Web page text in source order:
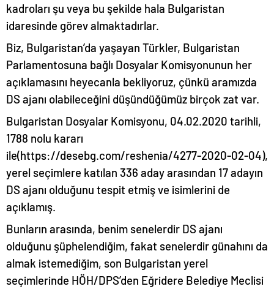
kadroları şu veya bu şekilde hala Bulgaristan
idaresinde görev almaktadırlar.
Biz, Bulgaristan’da yaşayan Türkler, Bulgaristan
Parlamentosuna bağlı Dosyalar Komisyonunun her
açıklamasını heyecanla bekliyoruz, çünkü aramızda
DS ajanı olabileceğini düşündüğümüz birçok zat var.
Bulgaristan Dosyalar Komisyonu, 04.02.2020 tarihli,
1788 nolu kararı
ile(https://desebg.com/reshenia/4277-2020-02-04),
yerel seçimlere katılan 336 aday arasından 17 adayın
DS ajanı olduğunu tespit etmiş ve isimlerini de
açıklamış.
Bunların arasında, benim senelerdir DS ajanı
olduğunu şüphelendiğim, fakat senelerdir günahını da
almak istemediğim, son Bulgaristan yerel
seçimlerinde HÖH/DPS’den Eğridere Belediye Meclisi